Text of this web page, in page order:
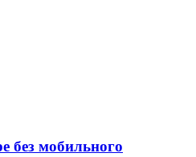
без мобильного